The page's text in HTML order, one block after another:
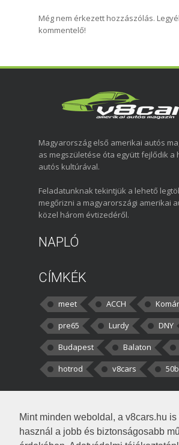
Mint minden weboldal, a v8cars.hu is
használ a jobb és biztonságosabb
Még nem érkezett hozzászólás.
kommentelő!
Magyarország első amerikai autós
as megszületése óta együtt fejlődik a
autós kultúrával.
Feladatunknak tekintjük a lehető
megőrizni a magyarországi amerikai
közel három évtizedéről.
NAPLÓ
CÍMKÉK
meet ACCH
pre65
Lurdy
DNY
Budapest
Balaton
hotrod
v8cars
kortisz:Elszúrtam! Én
darabbaal számoltam. Nem tudtam,